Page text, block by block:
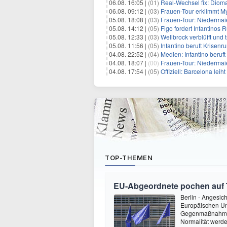
06.08. 16:05 | (01) Real-Wechsel fix:
06.08. 09:12 | (03) Frauen-Tour erklimmt
05.08. 18:08 | (03) Frauen-Tour:
05.08. 14:12 | (05) Figo fordert Infantinos
05.08. 12:33 | (03) Wellbrock verblüfft und
05.08. 11:56 | (05) Infantino beruft
04.08. 22:52 | (04) Medien: Infantino
04.08. 18:07 | (00) Frauen-Tour:
04.08. 17:54 | (05) Offiziell: Barcelona
TOP-THEMEN
EU-Abgeordnete pochen
Berlin -
Europäischen
Normalität